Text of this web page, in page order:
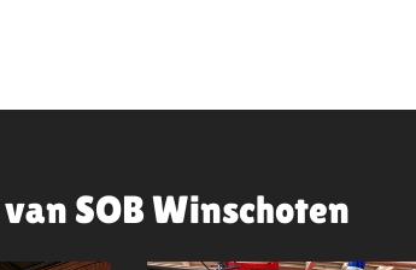
SOB Winschoten